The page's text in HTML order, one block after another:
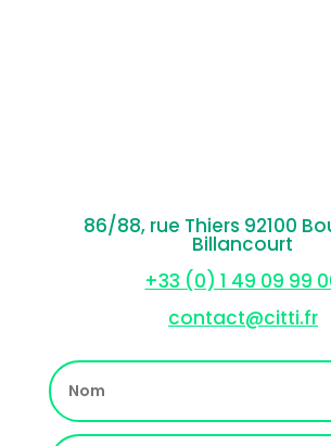
86/88, rue Thiers 92100
Billancourt
+33 (0) 1 49 09 99
contact@citti.fr